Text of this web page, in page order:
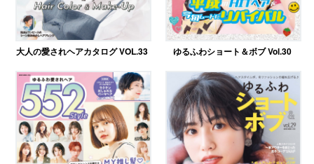
大人の愛されヘアカタログ VOL.33 ゆるふわショート＆ボブ Vol.30